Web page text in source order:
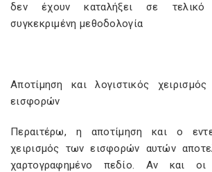
δεν έχουν καταλήξει σε τελικό
συγκεκριμένη μεθοδολογία
Αποτίμηση και λογιστικός
εισφορών
Περαιτέρω, η αποτίμηση και ο
χειρισμός των εισφορών αυτών
χαρτογραφημένο πεδίο. Αν και οι